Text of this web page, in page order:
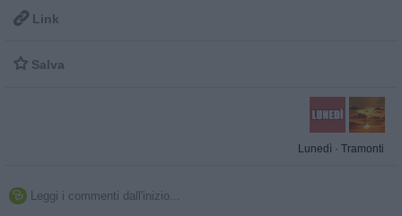
 Link
 Salva
Lunedì · Tramonti
 Leggi i commenti dall'inizio...